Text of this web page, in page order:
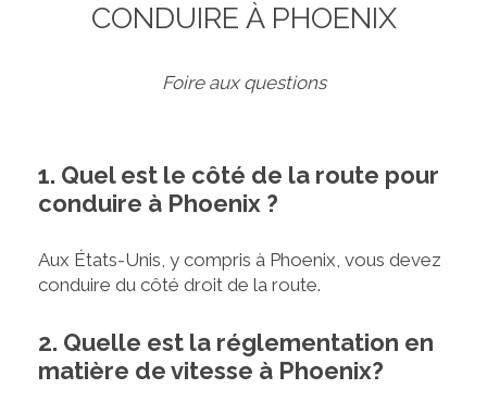
CONDUIRE À PHOENIX
Foire aux questions
1. Quel est le côté de la route pour
conduire à Phoenix ?
Aux États-Unis, y compris à Phoenix, vous devez
conduire du côté droit de la route.
2. Quelle est la réglementation en
matière de vitesse à Phoenix?